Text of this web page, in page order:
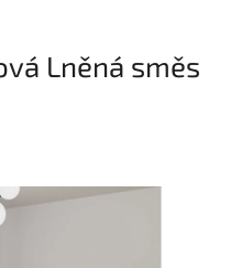
Lněná směs